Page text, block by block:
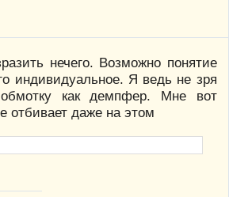
нечего. Возможно понятие
индивидуальное. Я ведь не зря
как демпфер. Мне вот
отбивает даже на этом